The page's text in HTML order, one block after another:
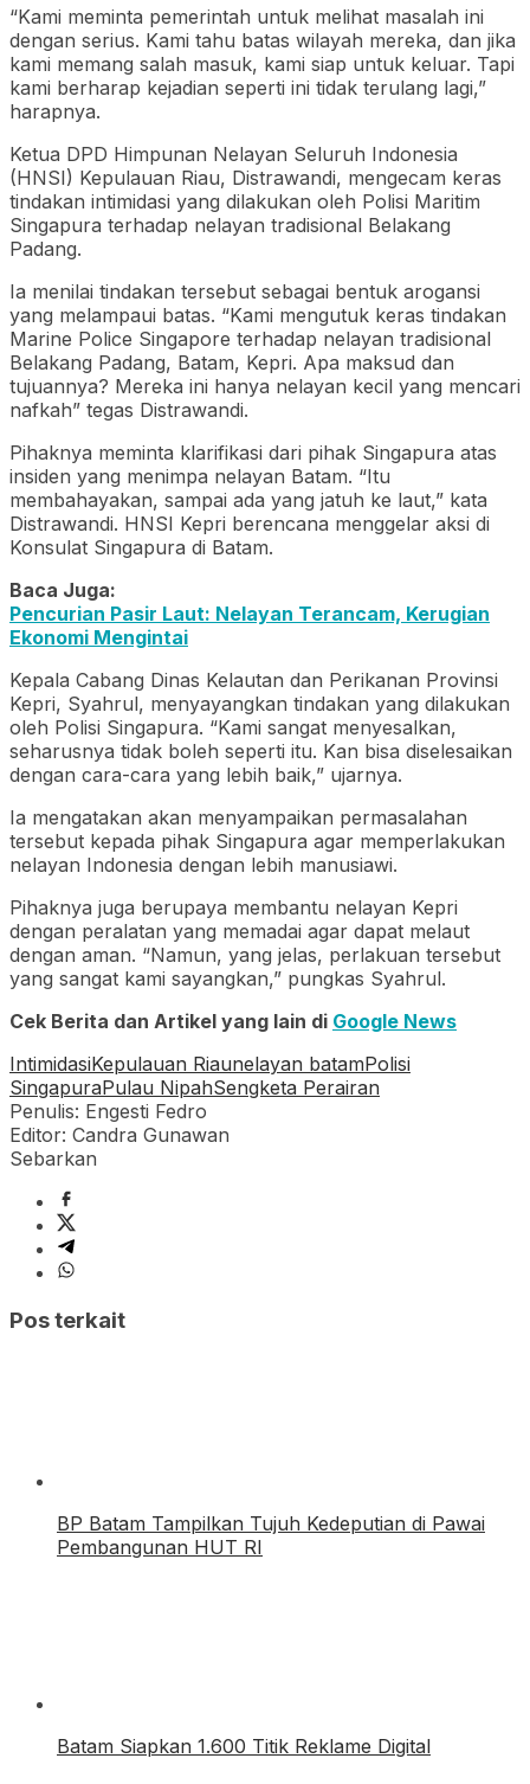
“Kami meminta pemerintah untuk melihat masalah ini
dengan serius. Kami tahu batas wilayah mereka, dan jika
kami memang salah masuk, kami siap untuk keluar. Tapi
kami berharap kejadian seperti ini tidak terulang lagi,”
harapnya.
Ketua DPD Himpunan Nelayan Seluruh Indonesia
(HNSI) Kepulauan Riau, Distrawandi, mengecam keras
tindakan intimidasi yang dilakukan oleh Polisi Maritim
Singapura terhadap nelayan tradisional Belakang
Padang.
Ia menilai tindakan tersebut sebagai bentuk arogansi
yang melampaui batas. “Kami mengutuk keras tindakan
Marine Police Singapore terhadap nelayan tradisional
Belakang Padang, Batam, Kepri. Apa maksud dan
tujuannya? Mereka ini hanya nelayan kecil yang mencari
nafkah” tegas Distrawandi.
Pihaknya meminta klarifikasi dari pihak Singapura atas
insiden yang menimpa nelayan Batam. “Itu
membahayakan, sampai ada yang jatuh ke laut,” kata
Distrawandi. HNSI Kepri berencana menggelar aksi di
Konsulat Singapura di Batam.
Baca Juga:
Pencurian Pasir Laut: Nelayan Terancam, Kerugian
Ekonomi Mengintai
Kepala Cabang Dinas Kelautan dan Perikanan Provinsi
Kepri, Syahrul, menyayangkan tindakan yang dilakukan
oleh Polisi Singapura. “Kami sangat menyesalkan,
seharusnya tidak boleh seperti itu. Kan bisa diselesaikan
dengan cara-cara yang lebih baik,” ujarnya.
Ia mengatakan akan menyampaikan permasalahan
tersebut kepada pihak Singapura agar memperlakukan
nelayan Indonesia dengan lebih manusiawi.
Pihaknya juga berupaya membantu nelayan Kepri
dengan peralatan yang memadai agar dapat melaut
dengan aman. “Namun, yang jelas, perlakuan tersebut
yang sangat kami sayangkan,” pungkas Syahrul.
Cek Berita dan Artikel yang lain di Google News
IntimidasiKepulauan Riaunelayan batamPolisi
SingapuraPulau NipahSengketa Perairan
Penulis: Engesti Fedro
Editor: Candra Gunawan
Sebarkan
Pos terkait
BP Batam Tampilkan Tujuh Kedeputian di Pawai
Pembangunan HUT RI
Batam Siapkan 1.600 Titik Reklame Digital